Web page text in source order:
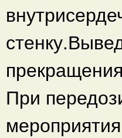
При